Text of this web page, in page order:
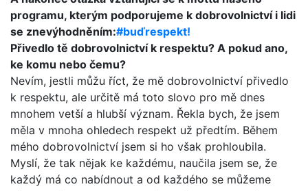
programu, kterým podporujeme k dobrovolnictví i lidi
se znevýhodněním:#buďrespekt!
Přivedlo tě dobrovolnictví k respektu? A pokud ano,
ke komu nebo čemu?
Nevím, jestli můžu říct, že mě dobrovolnictví přivedlo
k respektu, ale určitě má toto slovo pro mě dnes
mnohem vetší a hlubší význam. Řekla bych, že jsem
měla v mnoha ohledech respekt už předtím. Během
mého dobrovolnictví jsem si ho však prohloubila.
Myslí, že tak nějak ke každému, naučila jsem se, že
každý má co nabídnout a od každého se můžeme